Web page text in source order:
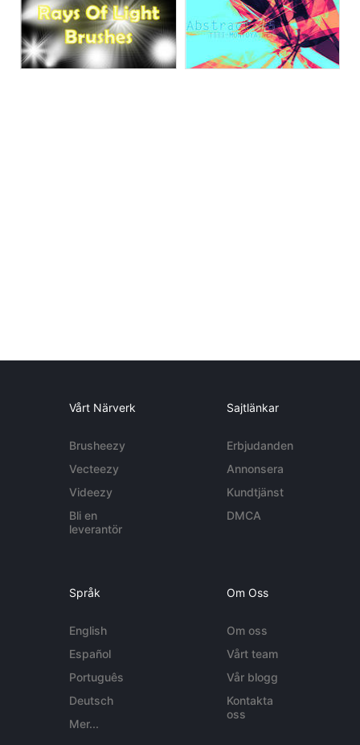
Vårt Närverk
Brusheezy
Vecteezy
Videezy
Bli en
leverantör
Sajtlänkar
Erbjudanden
Annonsera
Kundtjänst
DMCA
Språk
English
Español
Português
Deutsch
Mer...
Om Oss
Om oss
Vårt team
Vår blogg
Kontakta
oss